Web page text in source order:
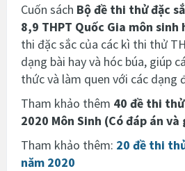
Cuốn sách Bộ đề thi thử đặc
8,9 THPT Quốc Gia môn sinh
thi đặc sắc của các kì thi thử
dạng bài hay và hóc búa, giúp
thức và làm quen với các dạng
Tham khảo thêm 40 đề thi
2020 Môn Sinh (Có đáp án
Tham khảo thêm: 20 đề thi
năm 2020